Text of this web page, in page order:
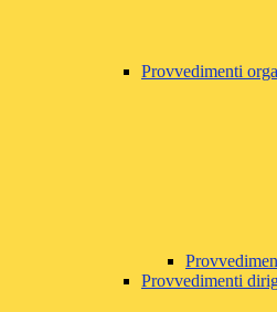
Provvedimenti
Provvedimenti